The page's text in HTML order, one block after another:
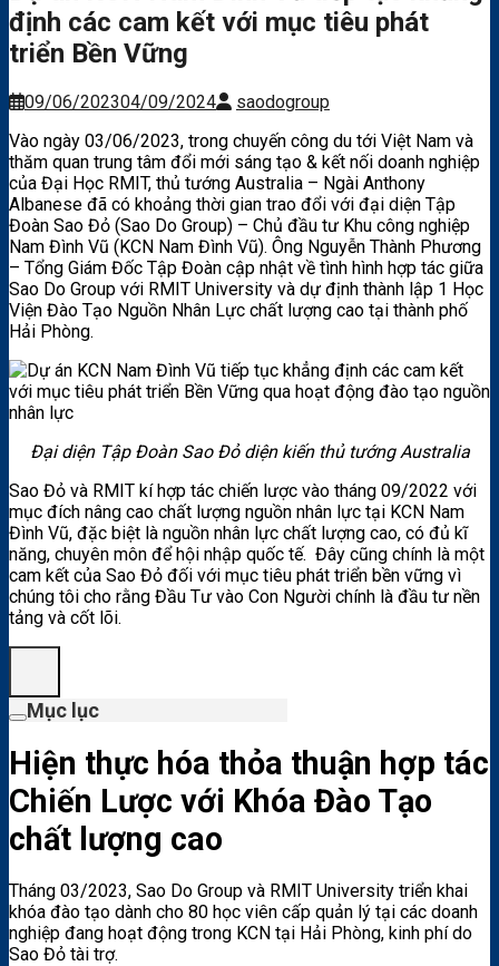
định các cam kết với mục tiêu phát
triển Bền Vững
09/06/202304/09/2024
saodogroup
Vào ngày 03/06/2023, trong chuyến công du tới Việt Nam và
thăm quan trung tâm đổi mới sáng tạo & kết nối doanh nghiệp
của Đại Học RMIT, thủ tướng Australia – Ngài Anthony
Albanese đã có khoảng thời gian trao đổi với đại diện Tập
Đoàn Sao Đỏ (Sao Do Group) – Chủ đầu tư Khu công nghiệp
Nam Đình Vũ (KCN Nam Đình Vũ). Ông Nguyễn Thành Phương
– Tổng Giám Đốc Tập Đoàn cập nhật về tình hình hợp tác giữa
Sao Do Group với RMIT University và dự định thành lập 1 Học
Viện Đào Tạo Nguồn Nhân Lực chất lượng cao tại thành phố
Hải Phòng.
Đại diện Tập Đoàn Sao Đỏ diện kiến thủ tướng Australia
Sao Đỏ và RMIT kí hợp tác chiến lược vào tháng 09/2022 với
mục đích nâng cao chất lượng nguồn nhân lực tại KCN Nam
Đình Vũ, đặc biệt là nguồn nhân lực chất lượng cao, có đủ kĩ
năng, chuyên môn để hội nhập quốc tế. Đây cũng chính là một
cam kết của Sao Đỏ đối với mục tiêu phát triển bền vững vì
chúng tôi cho rằng Đầu Tư vào Con Người chính là đầu tư nền
tảng và cốt lõi.
Mục lục
Hiện thực hóa thỏa thuận hợp tác
Chiến Lược với Khóa Đào Tạo
chất lượng cao
Tháng 03/2023, Sao Do Group và RMIT University triển khai
khóa đào tạo dành cho 80 học viên cấp quản lý tại các doanh
nghiệp đang hoạt động trong KCN tại Hải Phòng, kinh phí do
Sao Đỏ tài trợ.